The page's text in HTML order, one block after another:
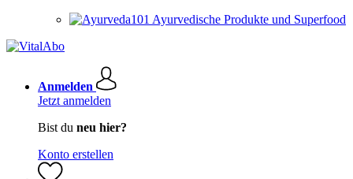
Ayurvedische Produkte und Superfood
Anmelden
Jetzt anmelden
Bist du neu hier?
Konto erstellen